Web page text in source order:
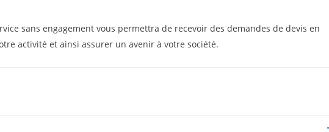
sans engagement vous permettra de recevoir des demandes de devis en
activité et ainsi assurer un avenir à votre société.